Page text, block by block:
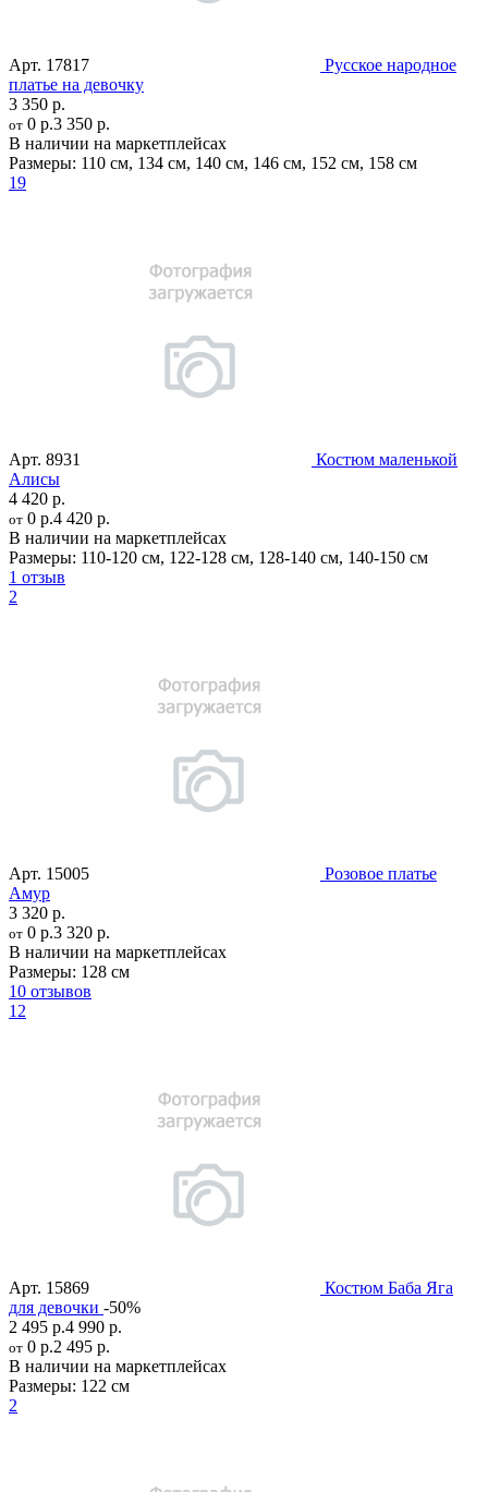
Арт. 17817
Русское народное
платье на девочку
3 350 р.
от 0 р.3 350 р.
В наличии на маркетплейсах
Размеры: 110 см, 134 см, 140 см, 146 см, 152 см, 158 см
19
Арт. 8931
Костюм маленькой
Алисы
4 420 р.
от 0 р.4 420 р.
В наличии на маркетплейсах
Размеры: 110-120 см, 122-128 см, 128-140 см, 140-150 см
1 отзыв
2
Арт. 15005
Розовое платье
Амур
3 320 р.
от 0 р.3 320 р.
В наличии на маркетплейсах
Размеры: 128 см
10 отзывов
12
Арт. 15869
Костюм Баба Яга
для девочки -50%
2 495 р.4 990 р.
от 0 р.2 495 р.
В наличии на маркетплейсах
Размеры: 122 см
2